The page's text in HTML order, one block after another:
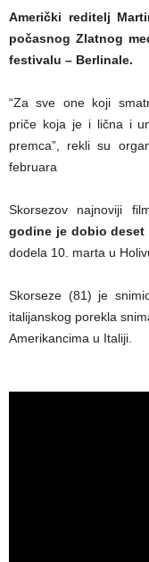
Američki reditelj
počasnog Zlatnog
festivalu – Berlinale.
“Za sve one koji
priče koja je i lična i
premca”, rekli su
februara
Skorsezov najnoviji
godine je dobio deset
dodela 10. marta u
Skorseze (81) je
italijanskog porekla
Amerikancima u Italiji.